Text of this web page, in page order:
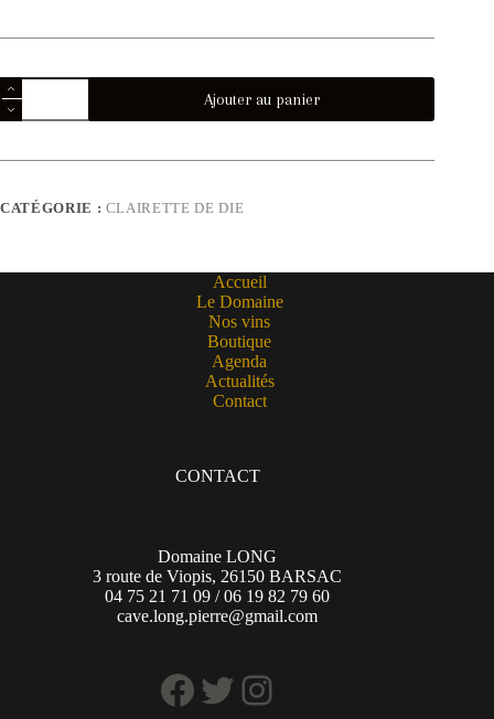
Ajouter au panier
CATÉGORIE : CLAIRETTE DE DIE
Accueil
Le Domaine
Nos vins
Boutique
Agenda
Actualités
Contact
CONTACT
Domaine LONG
3 route de Viopis, 26150 BARSAC
04 75 21 71 09 / 06 19 82 79 60
cave.long.pierre@gmail.com